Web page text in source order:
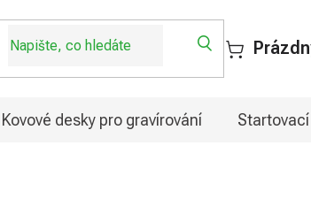
Kovové desky pro gravírování